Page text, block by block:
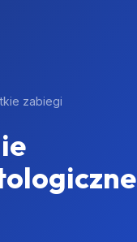
zabiegi